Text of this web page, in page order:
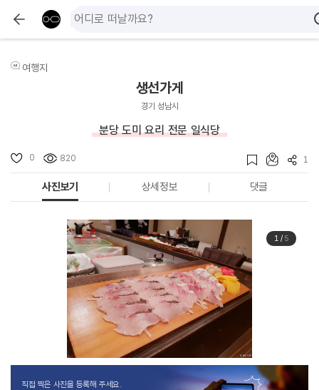
여행지
생선가게
경기 성남시
분당 도미 요리 전문 일식당
0 820 1
사진보기 상세정보 댓글
1/ 5
직접 찍은 사진을 등록해 주세요.